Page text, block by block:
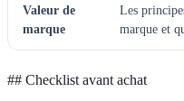
Valeur de
marque
Les
marque et
## Checklist avant achat